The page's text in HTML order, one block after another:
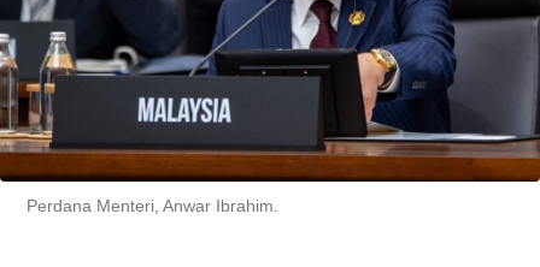
Perdana Menteri, Anwar Ibrahim.